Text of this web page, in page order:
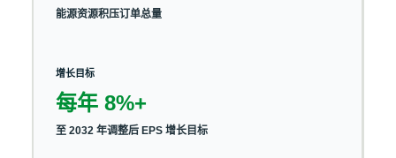
能源资源积压订单总量
增长目标
每年 8%+
至 2032 年调整后 EPS 增长目标